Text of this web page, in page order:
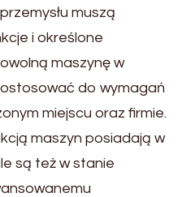
muszą
i określone
maszynę w
do wymagań
miejscu oraz firmie.
maszyn posiadają w
są też w stanie